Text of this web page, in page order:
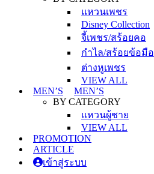
แหวนเพชร
Disney Collection
จี้เพชร/สร้อยคอ
กำไล/สร้อยข้อมือ
ต่างหูเพชร
VIEW ALL
MEN’S
MEN’S
BY CATEGORY
แหวนผู้ชาย
VIEW ALL
PROMOTION
ARTICLE
เข้าสู่ระบบ